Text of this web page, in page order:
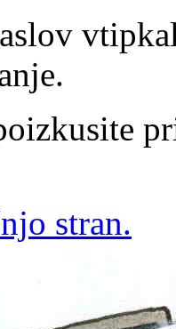
stran.